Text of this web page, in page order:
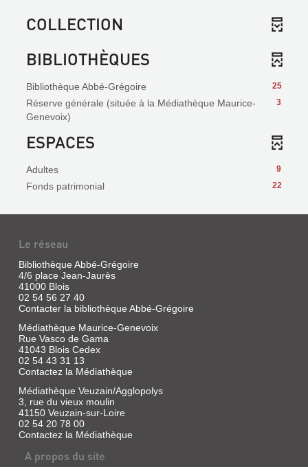
COLLECTION
BIBLIOTHÈQUES
25
Bibliothèque Abbé-Grégoire
3
Réserve générale (située à la Médiathèque Maurice-
Genevoix)
ESPACES
9
Adultes
22
Fonds patrimonial
Le réseau
Bibliothèque Abbé-Grégoire
4/6 place Jean-Jaurès
41000 Blois
02 54 56 27 40
Contacter la bibliothèque Abbé-Grégoire
Médiathèque Maurice-Genevoix
Rue Vasco de Gama
41043 Blois Cedex
02 54 43 31 13
Contactez la Médiathèque
Médiathèque Veuzain/Agglopolys
3, rue du vieux moulin
41150 Veuzain-sur-Loire
02 54 20 78 00
Contactez la Médiathèque
A propos du site